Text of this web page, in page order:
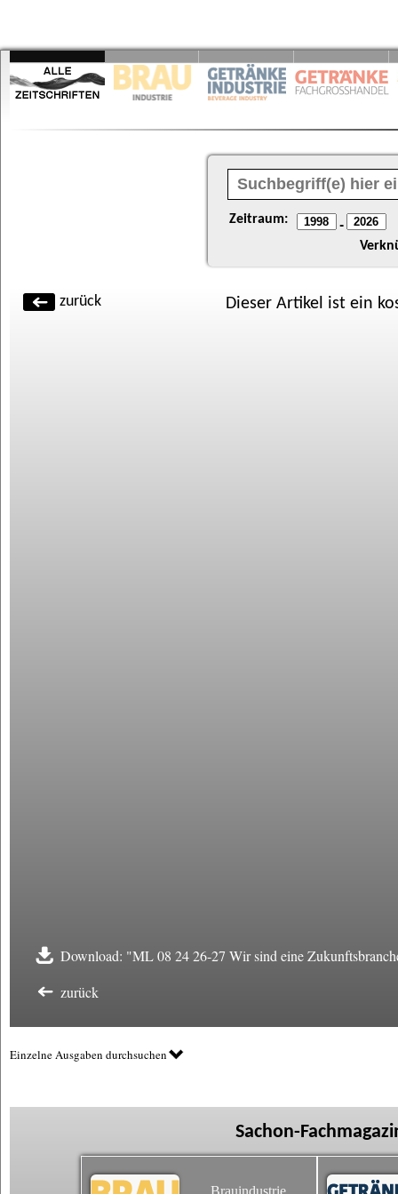
Zeitraum: -
zurück Dieser Artikel ist ein
Download: "ML 08 24 26-27 Wir sind eine
zurück
Einzelne Ausgaben durchsuchen
Sachon-
Brauindustrie